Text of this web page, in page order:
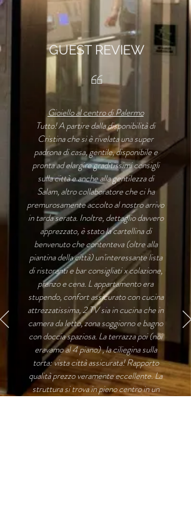
GUEST REVIEW
Gioiello al centro di Palermo
Tutto! A partire dalla disponibilità di
Cristina che si è rivelata una super
padrona di casa, gentile, disponibile e
pronta ad elargire graditissimi consigli
sulla città e anche alla gentilezza di
Salam, altro collaboratore che ci ha
premurosamente accolto al nostro arrivo
in tarda serata. Inoltre, dettaglio davvero
apprezzato, è stato la cartellina di
benvenuto che contenteva (oltre alla
piantina della città) un'interessante lista
di ristoranti e bar consigliati x colazione,
pranzo e cena. L appartamento era
stupendo, confort assicurato con cucina
attrezzatissima, 2 TV sia in cucina che in
camera da letto, zona soggiorno e bagno
con doccia spaziosa. La terrazza poi (noi
eravamo al 4 piano) , la ciliegina sulla
torta: vista città assicurata! Rapporto
qualità prezzo veramente eccellente. La
struttura si trova in pieno centro in un